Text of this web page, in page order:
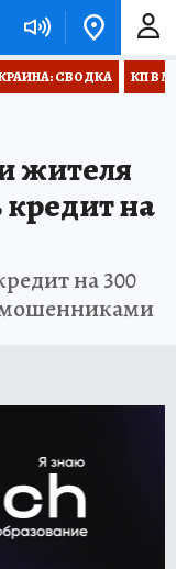
СВОДКА КП В
жителя
на
на 300
мошенниками